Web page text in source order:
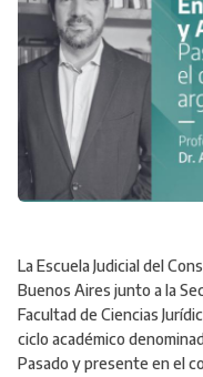
La Escuela Judicial del
Buenos Aires junto a la
Facultad de Ciencias
ciclo académico
Pasado y presente en el